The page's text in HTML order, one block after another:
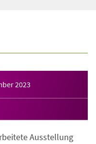
2023
Ausstellung